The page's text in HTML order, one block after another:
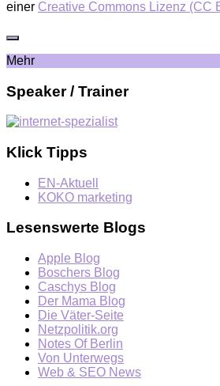
einer Creative Commons Lizenz (CC
Mehr
Speaker / Trainer
Klick Tipps
EN-Aktuell
KOKO marketing
Lesenswerte Blogs
Apple Blog
Boschers Blog
Caschys Blog
Der Mama Blog
Die Väter-Seite
Netzpolitik.org
Notes Of Berlin
Von Unterwegs
Web & SEO News